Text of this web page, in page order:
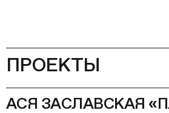
ПРОЕКТЫ
АСЯ ЗАСЛАВСКАЯ